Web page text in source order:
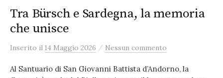
Tra Bürsch e Sardegna, la memoria
che unisce
Inserito il 14 Maggio 2026 / Nessun commento
Al Santuario di San Giovanni Battista d’Andorno, la